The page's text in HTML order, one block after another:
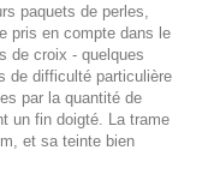
paquets de perles,
pris en compte dans le
de croix - quelques
de difficulté particulière
par la quantité de
un fin doigté. La trame
et sa teinte bien